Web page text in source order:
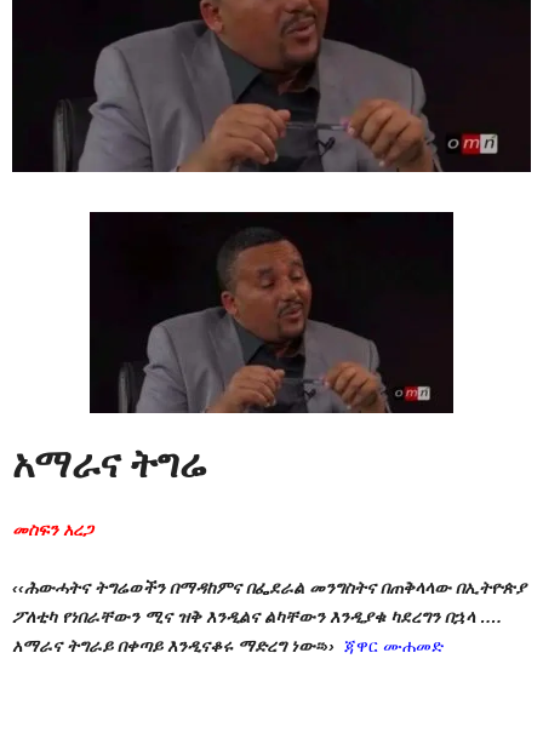
አማራና ትግሬ
መስፍን አረጋ
‹‹ሕውሓትና ትግሬወችን በማዳከምና በፌደራል መንግስትና በጠቅላላው በኢትዮጵያ
ፖለቲካ የነበራቸውን ሚና ዝቅ እንዲልና ልካቸውን እንዲያቁ ካደረግን በኋላ ….
አማራና ትግራይ በቀጣይ እንዲናቆሩ ማድረግ ነው፡፡›› ጃዋር ሙሐመድ